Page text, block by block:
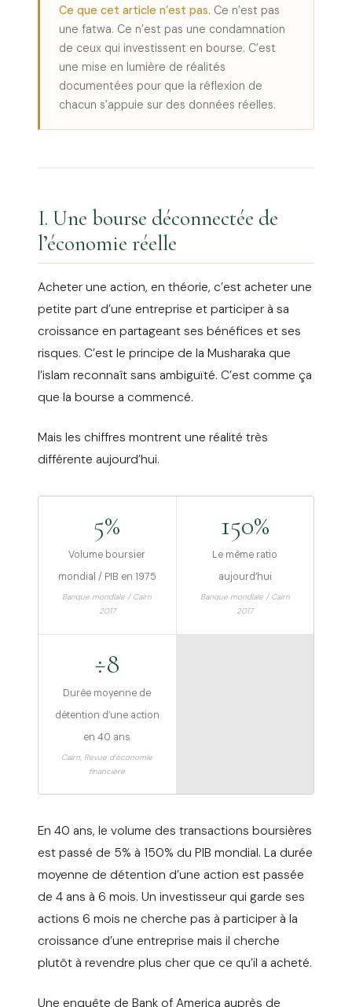
Ce que cet article n’est pas. Ce n’est pas
une fatwa. Ce n’est pas une condamnation
de ceux qui investissent en bourse. C’est
une mise en lumière de réalités
documentées pour que la réflexion de
chacun s’appuie sur des données réelles.
I. Une bourse déconnectée de
l’économie réelle
Acheter une action, en théorie, c’est acheter une
petite part d’une entreprise et participer à sa
croissance en partageant ses bénéfices et ses
risques. C’est le principe de la Musharaka que
l’islam reconnaît sans ambiguïté. C’est comme ça
que la bourse a commencé.
Mais les chiffres montrent une réalité très
différente aujourd’hui.
5%
Volume boursier
mondial / PIB en 1975
Banque mondiale / Cairn
2017
150%
Le même ratio
aujourd’hui
Banque mondiale / Cairn
2017
÷8
Durée moyenne de
détention d’une action
en 40 ans
Cairn, Revue d’économie
financière
En 40 ans, le volume des transactions boursières
est passé de 5% à 150% du PIB mondial. La durée
moyenne de détention d’une action est passée
de 4 ans à 6 mois. Un investisseur qui garde ses
actions 6 mois ne cherche pas à participer à la
croissance d’une entreprise mais il cherche
plutôt à revendre plus cher que ce qu’il a acheté.
Une enquête de Bank of America auprès de